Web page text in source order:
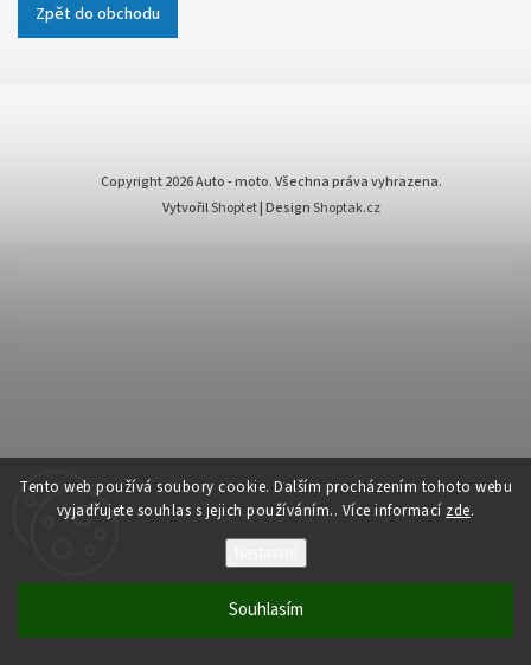
Tento web používá soubory cookie. Dalším procházením tohoto webu
vyjadřujete souhlas s jejich používáním.. Více informací zde.
Souhlasím
Zpět do obchodu
Copyright 2026Auto - moto. Všechna práva vyhrazena.
VytvořilShoptet| DesignShoptak.cz